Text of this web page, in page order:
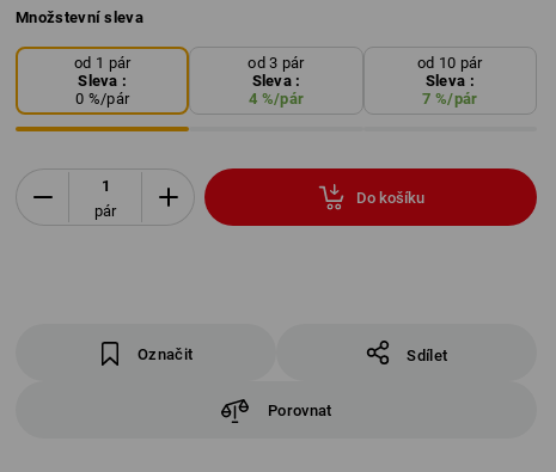
Množstevní sleva
od 1 pár
Sleva :
0 %/pár
od 3 pár
Sleva :
4 %/pár
od 10 pár
Sleva :
7 %/pár
pár
Do košíku
Označit Sdílet
Porovnat